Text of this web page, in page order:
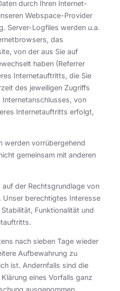
durch Ihren Internet-
Webspace-Provider
Server-Logfiles werden u.a.
das
von der aus Sie auf
haben (Referrer
Internetauftritts, die Sie
des jeweiligen Zugriffs
von
Internetauftritts erfolgt,
werden vorrübergehend
gemeinsam mit anderen
der Rechtsgrundlage von
Unser berechtigtes Interesse
Funktionalität und
nach sieben Tage wieder
Aufbewahrung zu
ist. Andernfalls sind die
eines Vorfalls ganz